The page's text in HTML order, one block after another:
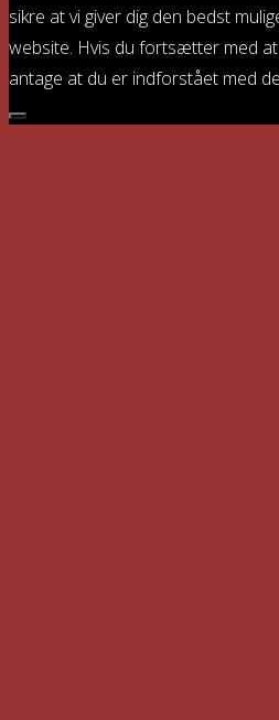
sikre at vi giver dig den bedst
website. Hvis du fortsætter med
antage at du er indforstået med